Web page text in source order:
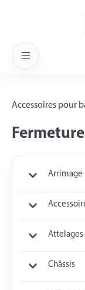
Accessoires pour
Arrimage
Attelages
Châssis